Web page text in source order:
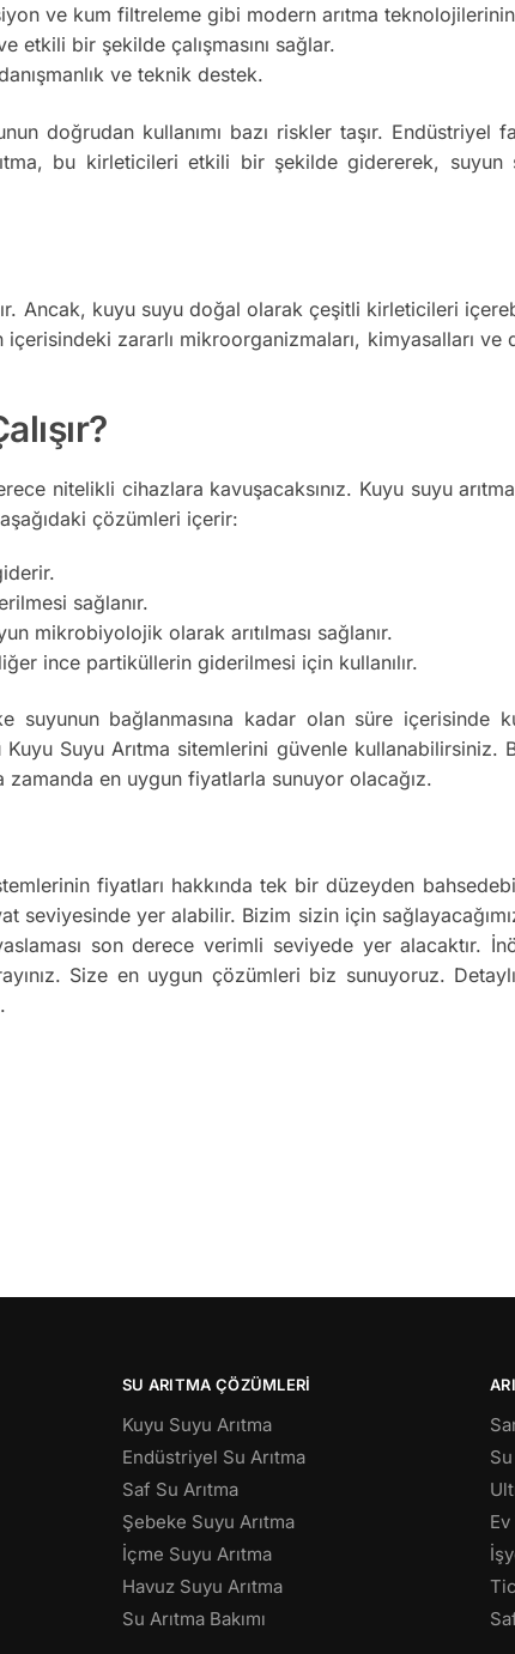
ve kum filtreleme gibi modern arıtma teknolojilerinin
etkili bir şekilde çalışmasını sağlar.
ve teknik destek.
doğrudan kullanımı bazı riskler taşır.
bu kirleticileri etkili bir şekilde gidererek, suyun
kuyu suyu doğal olarak çeşitli kirleticileri
içerisindeki zararlı mikroorganizmaları, kimyasalları
nitelikli cihazlara kavuşacaksınız. Kuyu suyu
çözümleri içerir:
sağlanır.
mikrobiyolojik olarak arıtılması sağlanır.
ince partiküllerin giderilmesi için kullanılır.
suyunun bağlanmasına kadar olan süre içerisinde
Suyu Arıtma sitemlerini güvenle kullanabilirsiniz.
zamanda en uygun fiyatlarla sunuyor olacağız.
fiyatları hakkında tek bir düzeyden
seviyesinde yer alabilir. Bizim sizin için
son derece verimli seviyede yer alacaktır.
Size en uygun çözümleri biz sunuyoruz.
SU ARITMA ÇÖZÜMLERI
Kuyu Suyu Arıtma
Endüstriyel Su Arıtma
Saf Su Arıtma
Şebeke Suyu Arıtma
İçme Suyu Arıtma
Havuz Suyu Arıtma
Su Arıtma Bakımı